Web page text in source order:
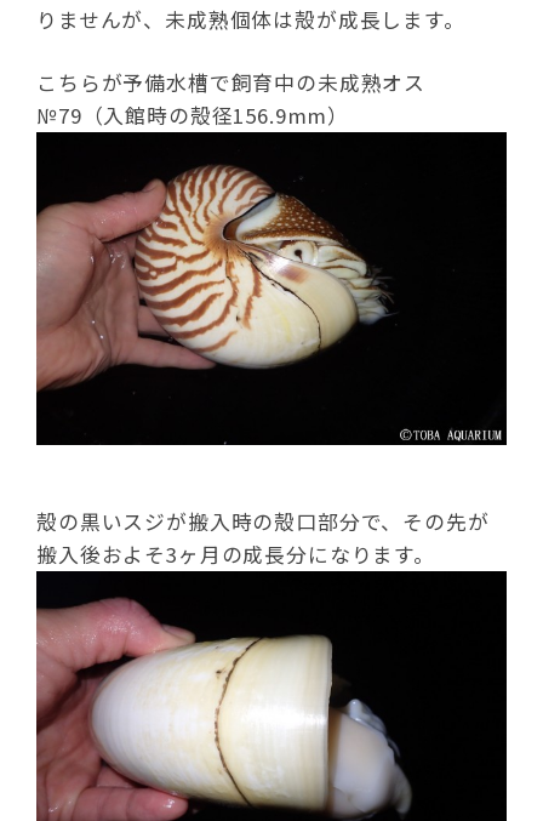
りませんが、未成熟個体は殻が成長します。
こちらが予備水槽で飼育中の未成熟オス
№79（入館時の殻径156.9mm）
殻の黒いスジが搬入時の殻口部分で、その先が
搬入後およそ3ヶ月の成長分になります。